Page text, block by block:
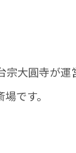
大圓寺が運
です。